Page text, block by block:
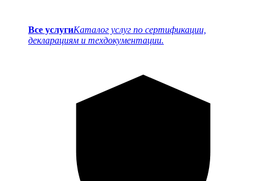
Все услугиКаталог услуг по сертификации,
декларациям и техдокументации.